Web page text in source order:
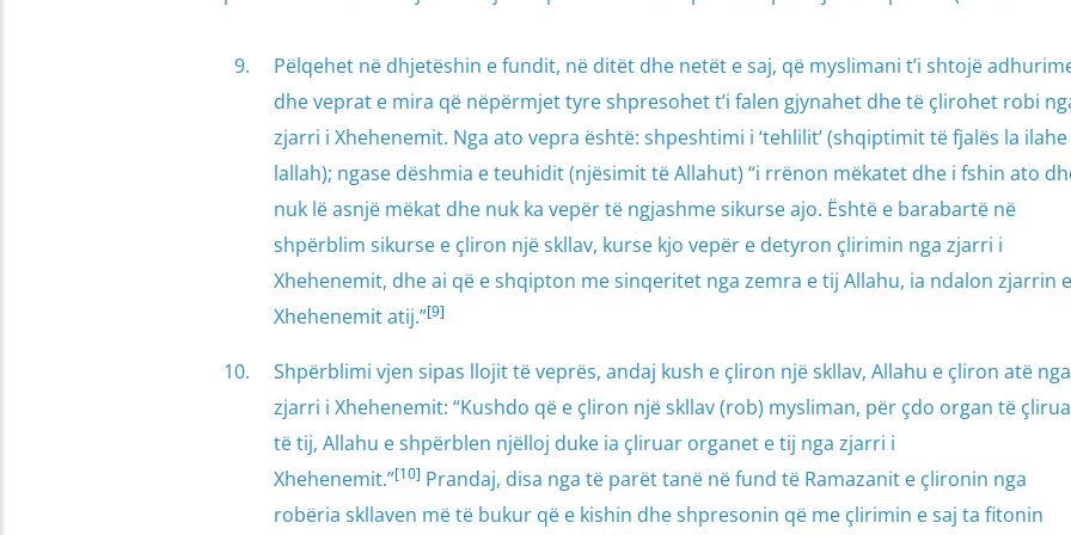
Pëlqehet në dhjetëshin e fundit, në ditët dhe netët e saj, që myslimani t’i shtojë
dhe veprat e mira që nëpërmjet tyre shpresohet t’i falen gjynahet dhe të çlirohet robi
zjarri i Xhehenemit. Nga ato vepra është: shpeshtimi i ‘tehlilit’ (shqiptimit të fjalës la ilahe
lallah); ngase dëshmia e teuhidit (njësimit të Allahut) “i rrënon mëkatet dhe i fshin ato
nuk lë asnjë mëkat dhe nuk ka vepër të ngjashme sikurse ajo. Është e barabartë në
shpërblim sikurse e çliron një skllav, kurse kjo vepër e detyron çlirimin nga zjarri i
Xhehenemit, dhe ai që e shqipton me sinqeritet nga zemra e tij Allahu, ia ndalon zjarrin e
Xhehenemit atij.”[9]
Shpërblimi vjen sipas llojit të veprës, andaj kush e çliron një skllav, Allahu e çliron atë nga
zjarri i Xhehenemit: “Kushdo që e çliron një skllav (rob) mysliman, për çdo organ të
të tij, Allahu e shpërblen njëlloj duke ia çliruar organet e tij nga zjarri i
Xhehenemit.”[10] Prandaj, disa nga të parët tanë në fund të Ramazanit e çlironin nga
robëria skllaven më të bukur që e kishin dhe shpresonin që me çlirimin e saj ta fitonin